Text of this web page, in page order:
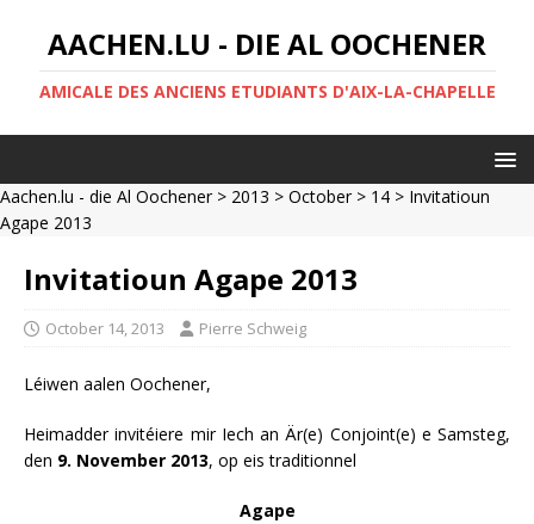
AACHEN.LU - DIE AL OOCHENER
AMICALE DES ANCIENS ETUDIANTS D'AIX-LA-CHAPELLE
Aachen.lu - die Al Oochener> 2013 > October> 14 > Invitatioun
Agape 2013
Invitatioun Agape 2013
October 14, 2013 Pierre Schweig
Léiwen aalen Oochener,
Heimadder invitéiere mir Iech an Är(e) Conjoint(e) e Samsteg,
den 9. November 2013, op eis traditionnel
Agape